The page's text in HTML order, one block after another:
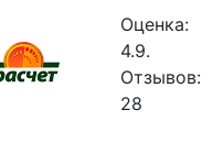
Оценка:
4.9.
Отзывов:
28